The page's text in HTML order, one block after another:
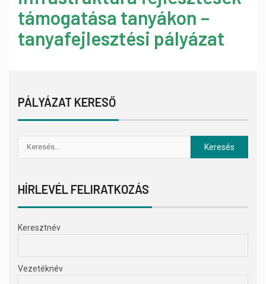
támogatása tanyákon –
tanyafejlesztési pályázat
PÁLYÁZAT KERESŐ
HÍRLEVÉL FELIRATKOZÁS
Keresztnév
Vezetéknév